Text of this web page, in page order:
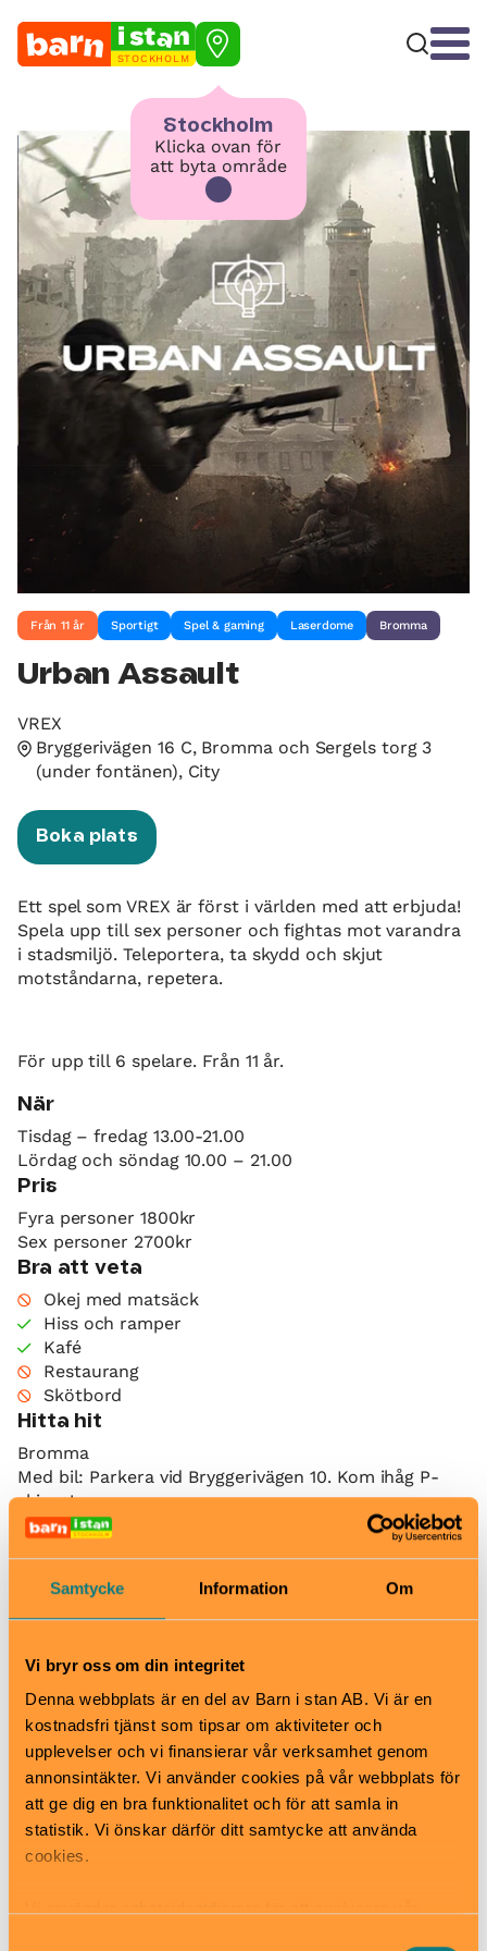
Samtycke Information Om
Vi bryr oss om din integritet
Denna webbplats är en del av Barn i stan AB. Vi är en
kostnadsfri tjänst som tipsar om aktiviteter och
upplevelser och vi finansierar vår verksamhet genom
annonsintäkter. Vi använder cookies på vår webbplats för
att ge dig en bra funktionalitet och för att samla in
statistik. Vi önskar därför ditt samtycke att använda
cookies.
STOCKHOLM
Stockholm
Klicka ovan för
att byta område
Från 11 år Sportigt Spel & gaming Laserdome Bromma
Urban Assault
VREX
Bryggerivägen 16 C, Bromma och Sergels torg 3
(under fontänen), City
Boka plats
Ett spel som VREX är först i världen med att erbjuda!
Spela upp till sex personer och fightas mot varandra
i stadsmiljö. Teleportera, ta skydd och skjut
motståndarna, repetera.
För upp till 6 spelare. Från 11 år.
När
Tisdag – fredag 13.00-21.00
Lördag och söndag 10.00 – 21.00
Pris
Fyra personer 1800kr
Sex personer 2700kr
Bra att veta
Okej med matsäck
Hiss och ramper
Kafé
Restaurang
Skötbord
Hitta hit
Bromma
Med bil: Parkera vid Bryggerivägen 10. Kom ihåg P-
skivan!
Tvärbanan till hållplats Norra Ulvsunda.
Busshållplats: Voltavägen (Linje 110, 176/177, 302)
Alla linjer: T-centralen. Uppgång Sergels torg.
VREX
Bryggerivägen 16 C, Bromma och Sergels torg 3
(under fontänen), City
vrex.se
info@vrex.se
+46739560288